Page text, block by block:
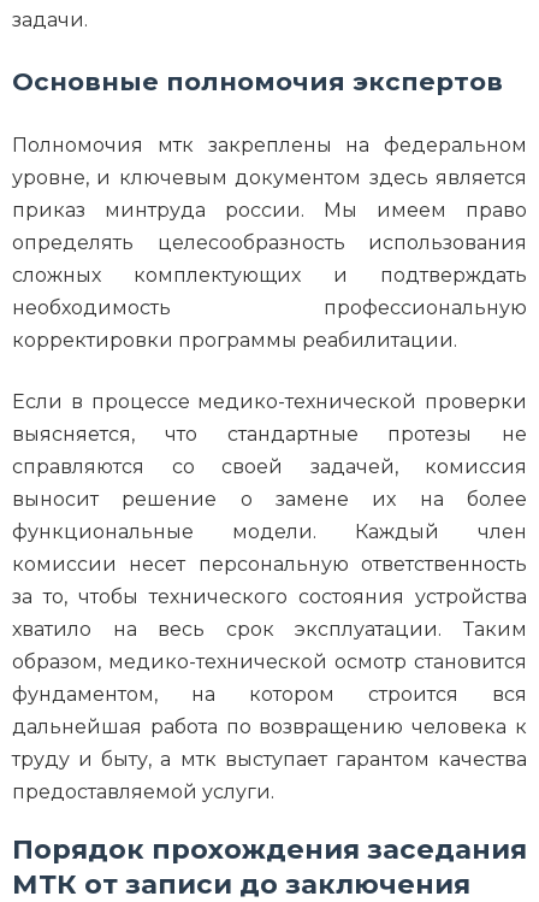
задачи.
Основные полномочия экспертов
Полномочия мтк закреплены на федеральном
уровне, и ключевым документом здесь является
приказ минтруда россии. Мы имеем право
определять целесообразность использования
сложных комплектующих и подтверждать
необходимость профессиональную
корректировки программы реабилитации.
Если в процессе медико-технической проверки
выясняется, что стандартные протезы не
справляются со своей задачей, комиссия
выносит решение о замене их на более
функциональные модели. Каждый член
комиссии несет персональную ответственность
за то, чтобы технического состояния устройства
хватило на весь срок эксплуатации. Таким
образом, медико-технической осмотр становится
фундаментом, на котором строится вся
дальнейшая работа по возвращению человека к
труду и быту, а мтк выступает гарантом качества
предоставляемой услуги.
Порядок прохождения заседания
МТК от записи до заключения